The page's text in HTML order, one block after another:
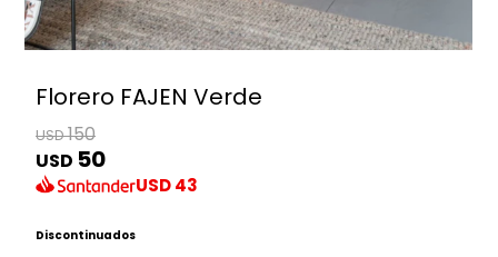
Florero FAJEN Verde
USD150
USD 50
USD43
Discontinuados